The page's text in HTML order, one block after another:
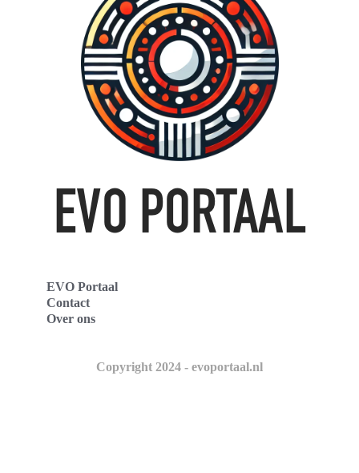
EVO Portaal
Contact
Over ons
Copyright 2024 - evoportaal.nl